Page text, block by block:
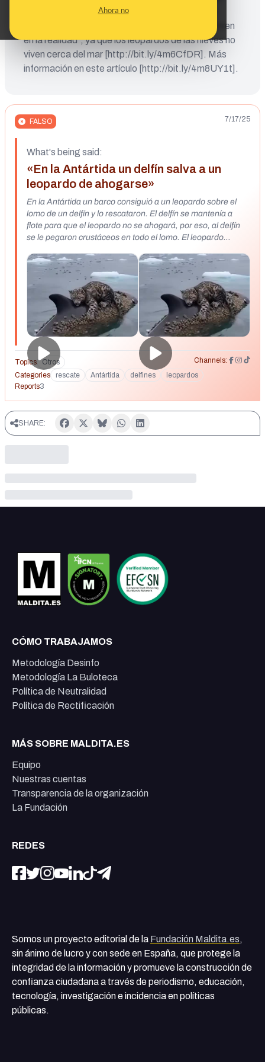
Ahora no
FALSO 7/17/25
What's being said:
«En la Antártida un delfín salva a un
leopardo de ahogarse»
En la Antártida un barco consiguió a un leopardo sobre el
lomo de un delfín y lo rescataron. El delfín se mantenía a
flote para que el leopardo no se ahogará, por eso, al delfín
se le pegaron crustáceos en todo el lomo. El leopardo
cómo llegó el leopardo a pasar por esa situación. Lo cierto
es que aprendimos más de la generosidad de la naturaleza.
🐯 🦈 https://www.instagram.com/reel/DLx8U7-hXKd/
https://www.tiktok.com/@machaxo8/video/
https://www.facebook.com/share/v/1GRRhTv7vT/?
mibextid=wwXIfr
Topics Otros
Channels:
Categories
rescate Antártida delfines
leopardos
Reports3
Como explican los verificadores de Snopes, es
“poco probable que las dos especies se encuentren
en la realidad”, ya que los leopardos de las nieves no
viven cerca del mar [http://bit.ly/4m6CfDR]. Más
información en este artículo [http://bit.ly/4m8UY1t].
SHARE:
CÓMO TRABAJAMOS
Metodología Desinfo
Metodología La Buloteca
Política de Neutralidad
Política de Rectificación
MÁS SOBRE MALDITA.ES
Equipo
Nuestras cuentas
Transparencia de la organización
La Fundación
REDES
Somos un proyecto editorial de la Fundación Maldita.es,
sin ánimo de lucro y con sede en España, que protege la
integridad de la información y promueve la construcción de
confianza ciudadana a través de periodismo, educación,
tecnología, investigación e incidencia en políticas
públicas.